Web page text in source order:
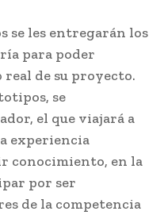
se les entregarán los
para poder
de su proyecto.
se
el que viajará a
experiencia
conocimiento, en la
por ser
de la competencia